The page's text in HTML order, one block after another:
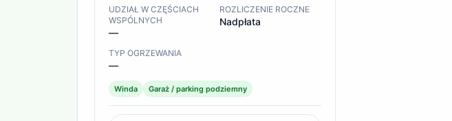
UDZIAŁ W CZĘŚCIACH
WSPÓLNYCH
—
ROZLICZENIE ROCZNE
Nadpłata
TYP OGRZEWANIA
—
Winda Garaż / parking podziemny